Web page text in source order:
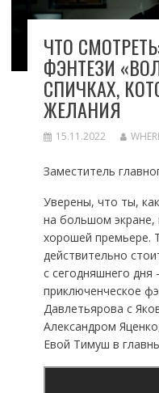
ЧТО
ФЭНТЕЗИ
СПИЧКАХ,
ЖЕЛАНИЯ
15.11.2022
Заместитель
Уверены, что ты,
на большом
хорошей премьере.
действительно
с сегодняшнего дня
приключенческое
Давлетьярова с
Александром
Евой Тимуш в